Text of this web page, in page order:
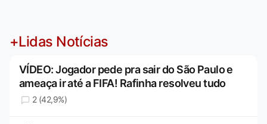
+Lidas Notícias
VÍDEO: Jogador pede pra sair do São Paulo e
ameaça ir até a FIFA! Rafinha resolveu tudo
2 (42,9%)